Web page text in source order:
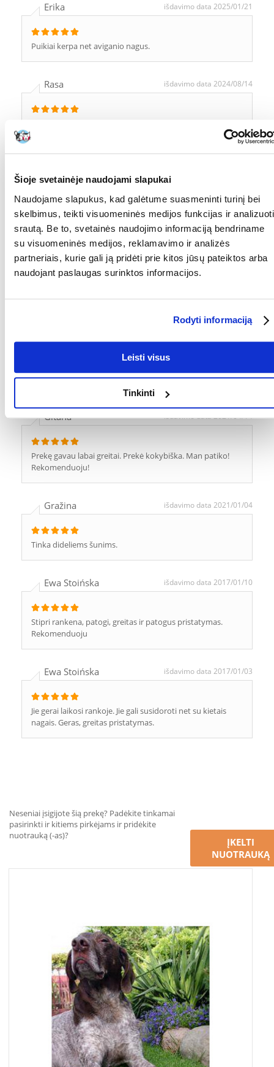
Šioje svetainėje naudojami slapukai
Naudojame slapukus, kad galėtume suasmeninti turinį bei
skelbimus, teikti visuomeninės medijos funkcijas ir analizuoti
srautą. Be to, svetainės naudojimo informaciją bendriname
su visuomeninės medijos, reklamavimo ir analizės
partneriais, kurie gali ją pridėti prie kitos jūsų pateiktos arba
naudojant paslaugas surinktos informacijos.
Rodyti informaciją
Leisti visus
Tinkinti
Erika išdavimo data 2025/01/21
Puikiai kerpa net aviganio nagus.
Rasa išdavimo data 2024/08/14
Atsiunte visiskai kitos spalvos
Asta išdavimo data 2022/02/27
Dar nebandžiau...
išdavimo data 2021/05/31
Kerpa gerai, tik reikia daugiau praktikos jas benaudojant,
ribojimas iki kiek galima kirpti.
Gitana išdavimo data 2021/04/14
Prekę gavau labai greitai. Prekė kokybiška. Man patiko!
Rekomenduoju!
Gražina išdavimo data 2021/01/04
Tinka dideliems šunims.
Ewa Stoińska išdavimo data 2017/01/10
Stipri rankena, patogi, greitas ir patogus pristatymas.
Rekomenduoju
Ewa Stoińska išdavimo data 2017/01/03
Jie gerai laikosi rankoje. Jie gali susidoroti net su kietais
nagais. Geras, greitas pristatymas.
Neseniai įsigijote šią prekę? Padėkite tinkamai
pasirinkti ir kitiems pirkėjams ir pridėkite
nuotrauką (-as)?
ĮKELTI
NUOTRAUKĄ